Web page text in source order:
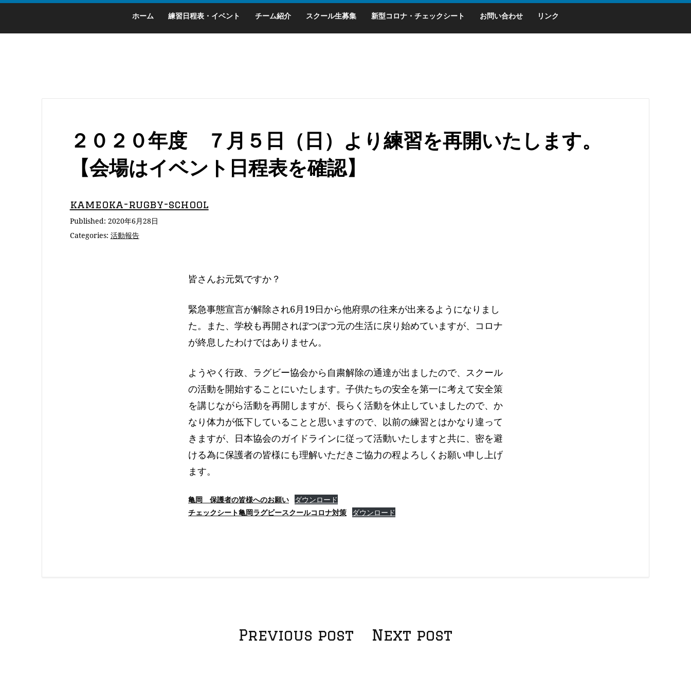
Skip
content
ホーム 練習日程表・イベント チーム紹介 スクール生募集 新型コロナ・チェックシート お問い合わせ リンク
２０２０年度 ７月５日（日）より練習を再開いたします。
【会場はイベント日程表を確認】
kameoka-rugby-school
Published: 2020年6月28日
Categories: 活動報告
皆さんお元気ですか？
緊急事態宣言が解除され6月19日から他府県の往来が出来るようになりまし
た。また、学校も再開されぼつぼつ元の生活に戻り始めていますが、コロナ
が終息したわけではありません。
ようやく行政、ラグビー協会から自粛解除の通達が出ましたので、スクール
の活動を開始することにいたします。子供たちの安全を第一に考えて安全策
を講じながら活動を再開しますが、長らく活動を休止していましたので、か
なり体力が低下していることと思いますので、以前の練習とはかなり違って
きますが、日本協会のガイドラインに従って活動いたしますと共に、密を避
ける為に保護者の皆様にも理解いただきご協力の程よろしくお願い申し上げ
ます。
亀岡 保護者の皆様へのお願い
ダウンロード
チェックシート亀岡ラグビースクールコロナ対策
ダウンロード
投
Previous post Next post